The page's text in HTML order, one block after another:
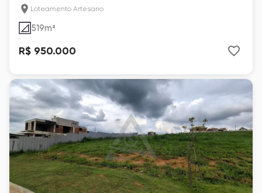
Loteamento Artesano
519m²
R$ 950.000